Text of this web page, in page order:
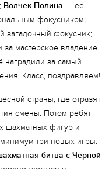
Волчек Полина — ее
фокусником;
загадочный фокусник;
мастерское владение
наградили за самый
Класс, поздравляем!
страны, где отразят
смены. Потом ребят
шахматных фигур и
минимум три новых игры.
битва с Черной